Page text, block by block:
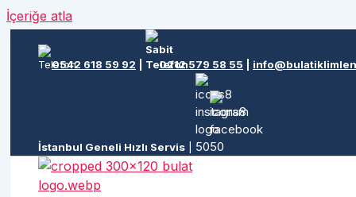
İçeriğe atla
0542 618 59 92 0212 579 58 55
İstanbul Geneli Hızlı Servis